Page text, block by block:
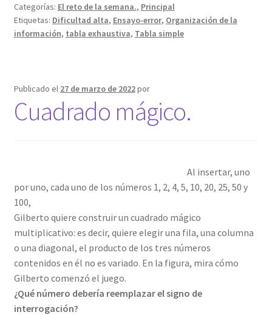
Categorías: El reto de la semana., Principal
Etiquetas: Dificultad alta, Ensayo-error, Organización de la
información, tabla exhaustiva, Tabla simple
Publicado el 27 de marzo de 2022por
Cuadrado mágico.
Al insertar, uno
por uno, cada uno de los números 1, 2, 4, 5, 10, 20, 25, 50 y
100,
Gilberto quiere construir un cuadrado mágico
multiplicativo: es decir, quiere elegir una fila, una columna
o una diagonal, el producto de los tres números
contenidos en él no es variado. En la figura, mira cómo
Gilberto comenzó el juego.
¿Qué número debería reemplazar el signo de
interrogación?